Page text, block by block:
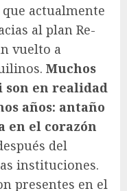
actualmente
al plan Re-
vuelto a
Muchos
son en realidad
años: antaño
en el corazón
del
instituciones.
presentes en el